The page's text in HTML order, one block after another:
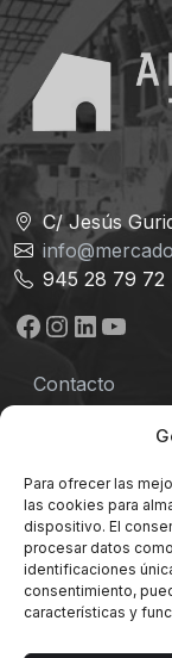
Para ofrecer las
las cookies para
dispositivo. El
procesar datos
identificaciones
consentimiento,
características y
C/ Jesús
945 28 79 72
Facebook
Instagram
LinkedIn
Contacto
Política de
Términos y
Política de